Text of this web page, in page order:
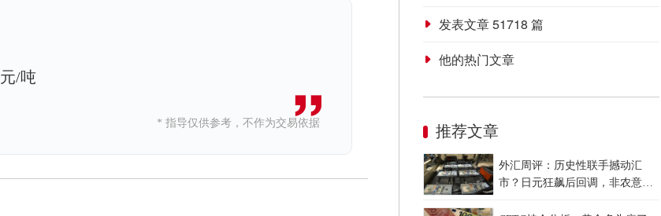
/吨
* 指导仅供参考，不作为交易依据
发表文章51718 篇
他的热门文章
推荐文章
外汇周评：历史性联手撼动汇
市？日元狂飙后回调，非农意外